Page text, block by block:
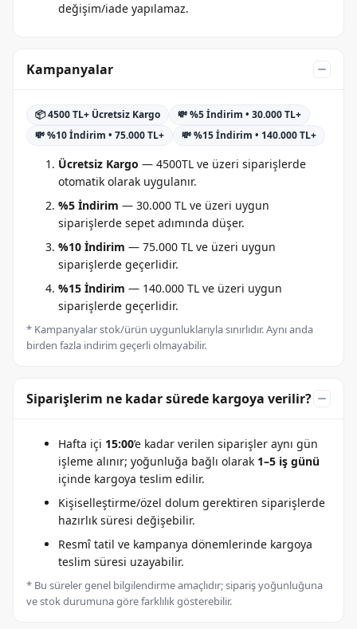
değişim/iade yapılamaz.
Kampanyalar
📦 4500 TL+ Ücretsiz Kargo
💸 %5 İndirim • 30.000 TL+
💸 %10 İndirim • 75.000 TL+
💸 %15 İndirim • 140.000 TL+
Ücretsiz Kargo — 4500TL ve üzeri siparişlerde
otomatik olarak uygulanır.
%5 İndirim — 30.000 TL ve üzeri uygun
siparişlerde sepet adımında düşer.
%10 İndirim — 75.000 TL ve üzeri uygun
siparişlerde geçerlidir.
%15 İndirim — 140.000 TL ve üzeri uygun
siparişlerde geçerlidir.
* Kampanyalar stok/ürün uygunluklarıyla sınırlıdır. Aynı anda
birden fazla indirim geçerli olmayabilir.
Siparişlerim ne kadar sürede kargoya verilir?
Hafta içi 15:00’e kadar verilen siparişler aynı gün
işleme alınır; yoğunluğa bağlı olarak 1–5 iş günü
içinde kargoya teslim edilir.
Kişiselleştirme/özel dolum gerektiren siparişlerde
hazırlık süresi değişebilir.
Resmî tatil ve kampanya dönemlerinde kargoya
teslim süresi uzayabilir.
* Bu süreler genel bilgilendirme amaçlıdır; sipariş yoğunluğuna
ve stok durumuna göre farklılık gösterebilir.